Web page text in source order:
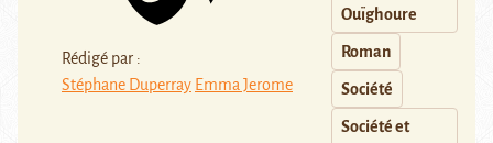
Rédigé par :
Stéphane Duperray Emma Jerome
Ouïghoure
Roman
Société
Société et